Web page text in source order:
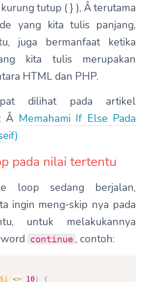
tutup ( } ), Âterutama
yang kita tulis panjang,
juga bermanfaat ketika
kita tulis merupakan
HTML dan PHP.
dilihat pada artikel
Â Memahami If Else Pada
pada nilai tertentu
loop sedang berjalan,
ingin meng-skip nya pada
untuk melakukannya
continue , contoh:
$i <= 10 ) {